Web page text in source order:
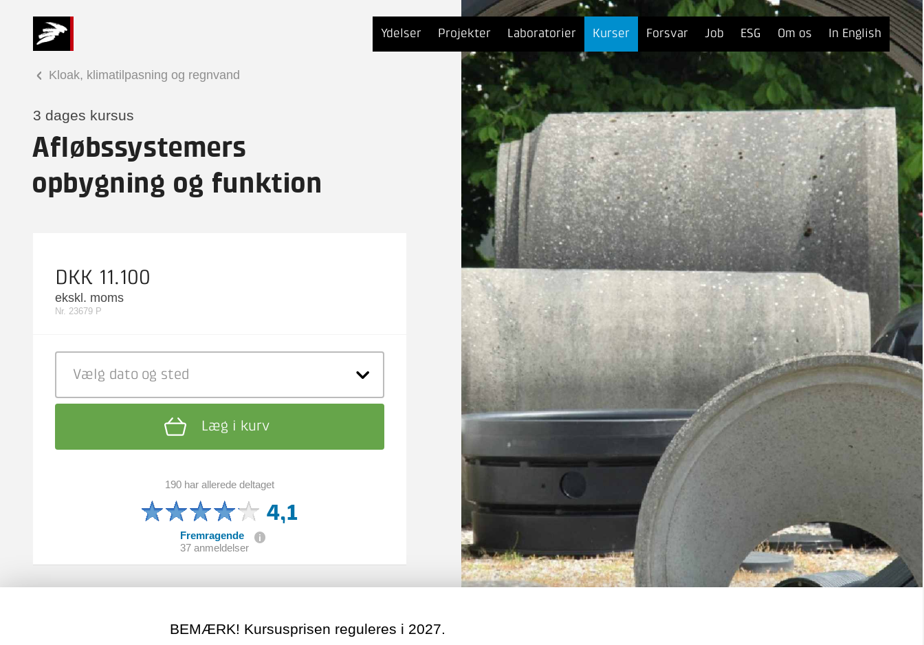
Ydelser Projekter Laboratorier Kurser Forsvar Job ESG Om os In English
Kloak, klimatilpasning og regnvand
3 dages kursus
Afløbssystemers
opbygning og funktion
DKK 11.100
ekskl. moms
Nr. 23679 P
Vælg dato og sted
Læg i kurv
190 har allerede deltaget
4,1
Fremragende
37 anmeldelser
BEMÆRK! Kursusprisen reguleres i 2027.